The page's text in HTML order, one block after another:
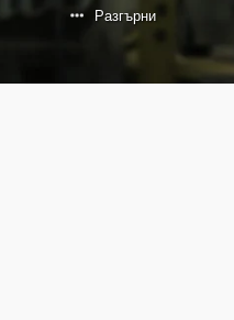
Разгърни